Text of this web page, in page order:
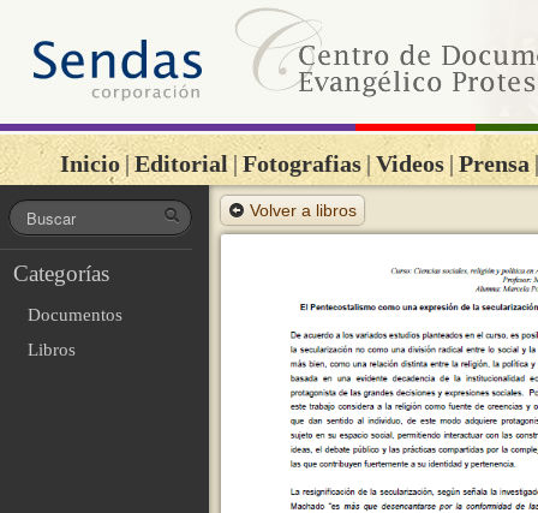
Inicio | Editorial | Fotografias | Videos | Prensa |
Categorías
Documentos
Libros
Volver a libros